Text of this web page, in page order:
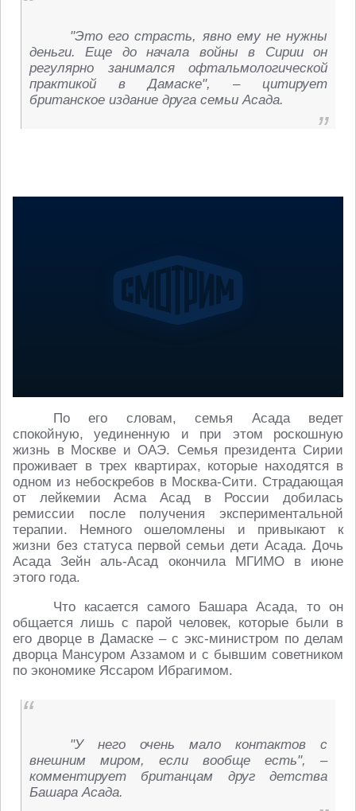
"Это его страсть, явно ему не нужны
деньги. Еще до начала войны в Сирии он
регулярно занимался офтальмологической
практикой в Дамаске", – цитирует
британское издание друга семьи Асада.
По его словам, семья Асада ведет
спокойную, уединенную и при этом роскошную
жизнь в Москве и ОАЭ. Семья президента Сирии
проживает в трех квартирах, которые находятся в
одном из небоскребов в Москва-Сити. Страдающая
от лейкемии Асма Асад в России добилась
ремиссии после получения экспериментальной
терапии. Немного ошеломлены и привыкают к
жизни без статуса первой семьи дети Асада. Дочь
Асада Зейн аль-Асад окончила МГИМО в июне
этого года.
Что касается самого Башара Асада, то он
общается лишь с парой человек, которые были в
его дворце в Дамаске – с экс-министром по делам
дворца Мансуром Аззамом и с бывшим советником
по экономике Яссаром Ибрагимом.
"У него очень мало контактов с
внешним миром, если вообще есть", –
комментирует британцам друг детства
Башара Асада.